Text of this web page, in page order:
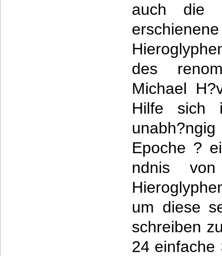
auch die
des
Michael
Hilfe sich
Epoche ?
ndnis von
um diese
schreiben
24 einfache